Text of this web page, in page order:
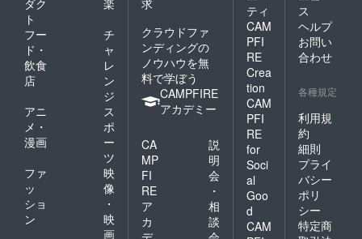
ダク
ト
楽
フー
ド・
飲食
店
チ
ャ
レ
ン
ジ
アニ
メ・
漫画
ス
ポ
ー
ツ
ファ
ッ
ショ
ン
映
像
・
映
画
求
クラウドファ
ンディングの
ノウハウを無
料で学ぼう
CAMPFIRE
アカデミー
CA
MP
FI
RE
ア
カ
説
明
会
・
相
談
ティ
CAM
PFI
RE
Crea
tion
CAM
PFI
RE
for
Soci
al
Goo
d
CAM
ス
ヘルプ
お問い
合わせ
各種規定
利用規
約
細則
プライ
バシー
ポリ
シー
特定商